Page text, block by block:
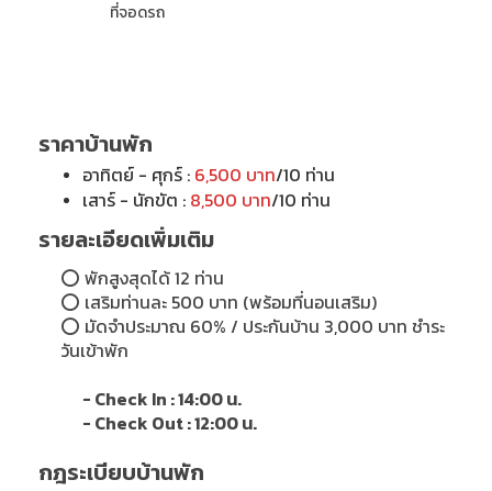
ที่จอดรถ
ราคาบ้านพัก
อาทิตย์ - ศุกร์ : 6,500 บาท/10 ท่าน
เสาร์ - นักขัต : 8,500 บาท/10 ท่าน
รายละเอียดเพิ่มเติม
⭕ พักสูงสุดได้ 12 ท่าน
⭕ เสริมท่านละ 500 บาท (พร้อมที่นอนเสริม)
⭕ มัดจำประมาณ 60% / ประกันบ้าน 3,000 บาท ชำระ
วันเข้าพัก
- Check In : 14:00 น.
- Check Out : 12:00 น.
กฎระเบียบบ้านพัก